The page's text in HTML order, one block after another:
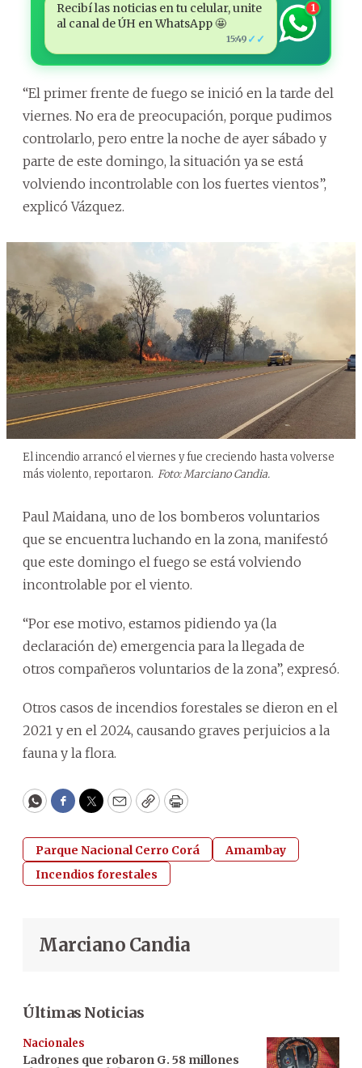
Recibí las noticias en tu celular, unite
al canal de ÚH en WhatsApp 🤩
15:49 ✓✓
1
“El primer frente de fuego se inició en la tarde del
viernes. No era de preocupación, porque pudimos
controlarlo, pero entre la noche de ayer sábado y
parte de este domingo, la situación ya se está
volviendo incontrolable con los fuertes vientos”,
explicó Vázquez.
El incendio arrancó el viernes y fue creciendo hasta volverse
más violento, reportaron. Foto: Marciano Candia.
Paul Maidana, uno de los bomberos voluntarios
que se encuentra luchando en la zona, manifestó
que este domingo el fuego se está volviendo
incontrolable por el viento.
“Por ese motivo, estamos pidiendo ya (la
declaración de) emergencia para la llegada de
otros compañeros voluntarios de la zona”, expresó.
Otros casos de incendios forestales se dieron en el
2021 y en el 2024, causando graves perjuicios a la
fauna y la flora.
WhatsApp
Facebook
Twitter
EmailCopyPrint
Parque Nacional Cerro Corá
Amambay
Incendios forestales
Marciano Candia
Últimas Noticias
Nacionales
Ladrones que robaron G. 58 millones